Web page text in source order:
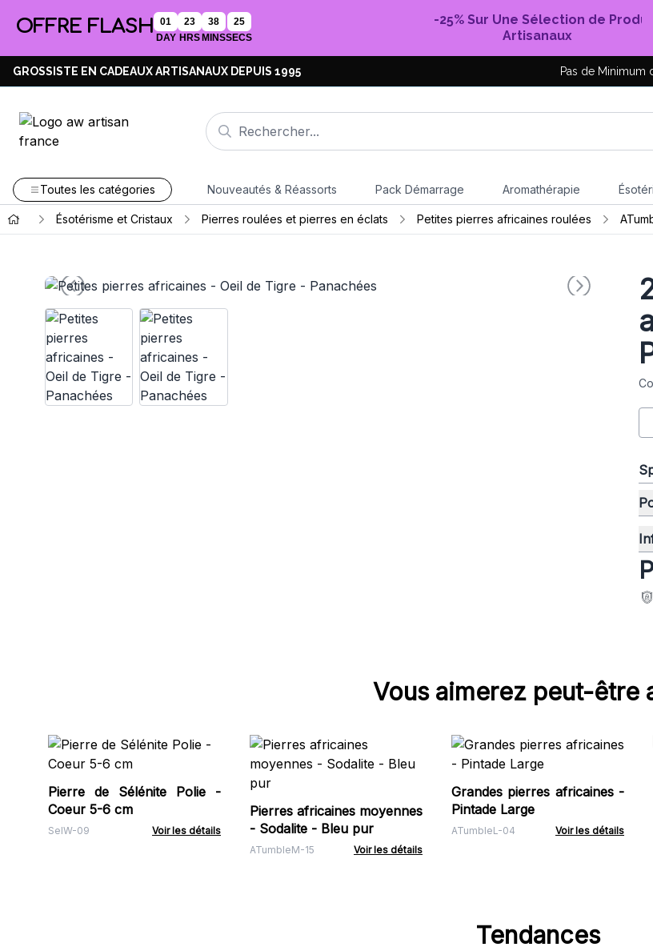
OFFRE FLASH
01
DAY
23
HRS
38
MINS
24
SECS
-25% Sur Une Sélection de
Artisanaux
GROSSISTE EN CADEAUX ARTISANAUX DEPUIS 1995 Pas de Minimum
Toutes les catégories Nouveautés & Réassorts Pack Démarrage Aromathérapie
Ésotérisme et Cristaux Pierres roulées et pierres en éclats Petites pierres africaines roulées
Vous aimerez peut-être
Pierre de Sélénite Polie -
Coeur 5-6 cm
SelW-09 Voir les détails
Pierres africaines moyennes
- Sodalite - Bleu pur
ATumbleM-15 Voir les détails
Grandes pierres africaines -
Pintade Large
ATumbleL-04 Voir les détails
Tendances